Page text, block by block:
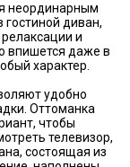
неординарным
диван,
и
впишется даже в
характер.
удобно
Оттоманка
чтобы
телевизор,
состоящая из